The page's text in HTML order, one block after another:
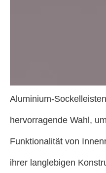
Aluminium-
hervorragende Wahl,
Funktionalität von
ihrer langlebigen